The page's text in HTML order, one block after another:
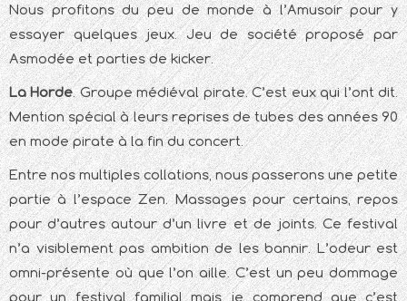
Nous profitons du peu de monde à l’Amusoir pour y
essayer quelques jeux. Jeu de société proposé par
Asmodée et parties de kicker.
La Horde. Groupe médiéval pirate. C’est eux qui l’ont dit.
Mention spécial à leurs reprises de tubes des années 90
en mode pirate à la fin du concert.
Entre nos multiples collations, nous passerons une petite
partie à l’espace Zen. Massages pour certains, repos
pour d’autres autour d’un livre et de joints. Ce festival
n’a visiblement pas ambition de les bannir. L’odeur est
omni-présente où que l’on aille. C’est un peu dommage
pour un festival familial mais je comprend que c’est